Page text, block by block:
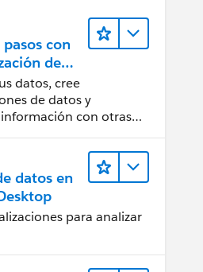
con
de
datos, cree
de datos y
con otras
datos en
para analizar